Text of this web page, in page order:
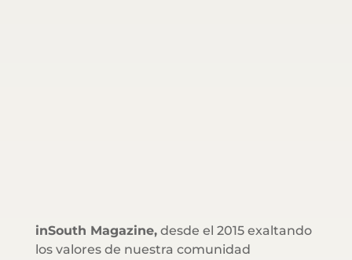
inSouth Magazine,desde el 2015 exaltando
los valores de nuestra comunidad